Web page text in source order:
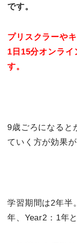
です。
プリスクラーや
1日15分オンライ
す。
9歳ごろになると
ていく方が効果
学習期間は2年半
年、Year2：1年